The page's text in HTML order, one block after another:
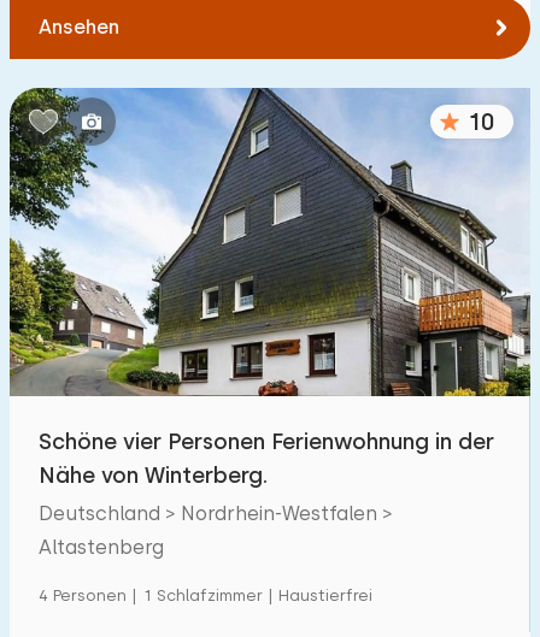
Ansehen
10
Schöne vier Personen Ferienwohnung in der
Nähe von Winterberg.
Deutschland > Nordrhein-Westfalen >
Altastenberg
4 Personen | 1 Schlafzimmer | Haustierfrei